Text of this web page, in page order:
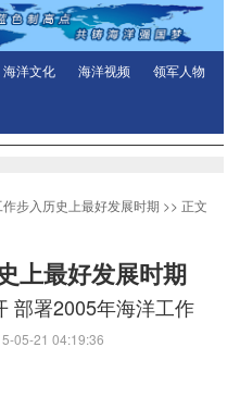
海洋文化 海洋视频 领军人物
步入历史上最好发展时期 >> 正文
上最好发展时期
部署2005年海洋工作
05-21 04:19:36